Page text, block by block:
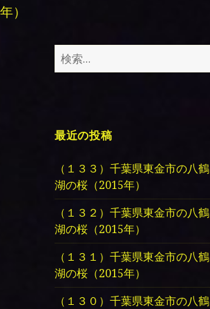
年）
検
索:
最近の投稿
（１３３）千葉県東金市の八鶴
湖の桜（2015年）
（１３２）千葉県東金市の八鶴
湖の桜（2015年）
（１３１）千葉県東金市の八鶴
湖の桜（2015年）
（１３０）千葉県東金市の八鶴